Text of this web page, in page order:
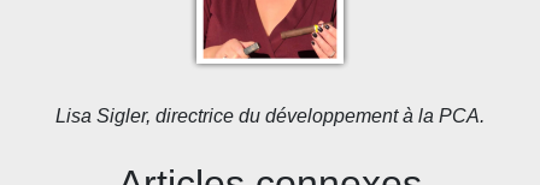
Lisa Sigler, directrice du développement à la PCA.